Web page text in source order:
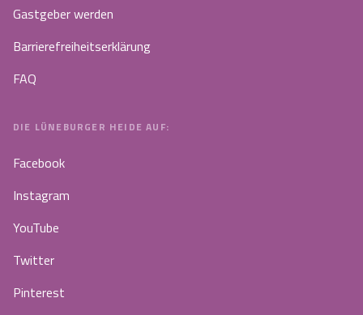
Gastgeber werden
Barrierefreiheitserklärung
FAQ
DIE LÜNEBURGER HEIDE AUF:
Facebook
Instagram
YouTube
Twitter
Pinterest